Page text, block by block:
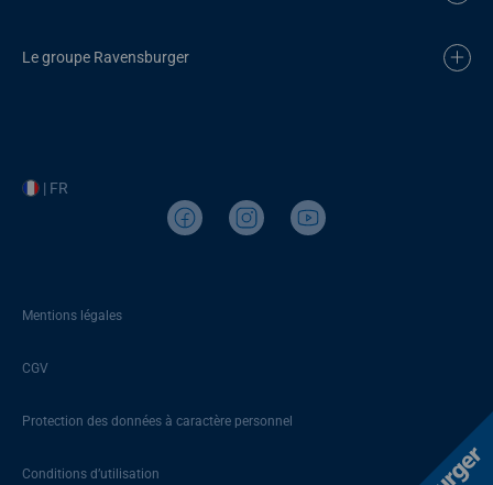
Le groupe Ravensburger
| FR
Mentions légales
CGV
Protection des données à caractère personnel
Conditions d’utilisation